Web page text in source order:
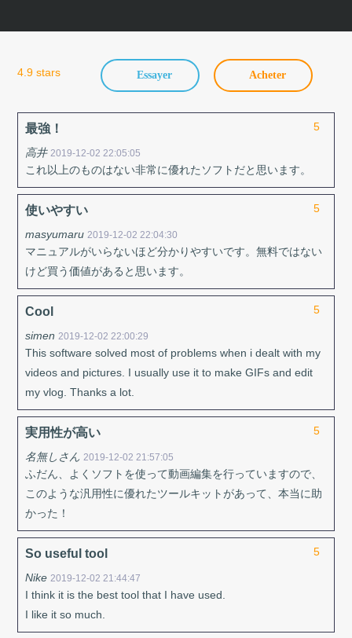
4.9 stars Essayer Acheter
最強！ 5
高井 2019-12-02 22:05:05
これ以上のものはない非常に優れたソフトだと思います。
使いやすい 5
masyumaru 2019-12-02 22:04:30
マニュアルがいらないほど分かりやすいです。無料ではない
けど買う価値があると思います。
Cool 5
simen 2019-12-02 22:00:29
This software solved most of problems when i dealt with my
videos and pictures. I usually use it to make GIFs and edit
my vlog. Thanks a lot.
実用性が高い 5
名無しさん 2019-12-02 21:57:05
ふだん、よくソフトを使って動画編集を行っていますので、
このような汎用性に優れたツールキットがあって、本当に助
かった！
So useful tool 5
Nike 2019-12-02 21:44:47
I think it is the best tool that I have used.
I like it so much.